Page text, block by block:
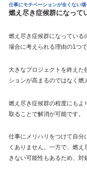
仕事にモチベーションが全くない
燃え尽き症候群になって
燃え尽き症候群になっている
場合に考えられる理由の1つで
大きなプロジェクトを終えた
ションが高まるのではなく燃
燃え尽き症候群の程度にもよ
取ることで解消が可能です。
仕事にメリハリをつけて自分
くありません。一方で、燃
きない可能性もあるため、対